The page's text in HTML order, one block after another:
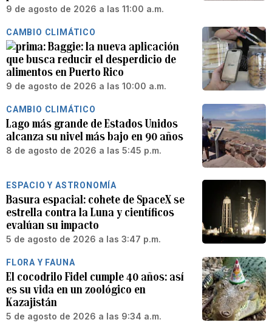
9 de agosto de 2026 a las 11:00 a.m.
CAMBIO CLIMÁTICO
Baggie: la nueva aplicación
que busca reducir el desperdicio de
alimentos en Puerto Rico
9 de agosto de 2026 a las 10:00 a.m.
CAMBIO CLIMÁTICO
Lago más grande de Estados Unidos
alcanza su nivel más bajo en 90 años
8 de agosto de 2026 a las 5:45 p.m.
ESPACIO Y ASTRONOMÍA
Basura espacial: cohete de SpaceX se
estrella contra la Luna y científicos
evalúan su impacto
5 de agosto de 2026 a las 3:47 p.m.
FLORA Y FAUNA
El cocodrilo Fidel cumple 40 años: así
es su vida en un zoológico en
Kazajistán
5 de agosto de 2026 a las 9:34 a.m.